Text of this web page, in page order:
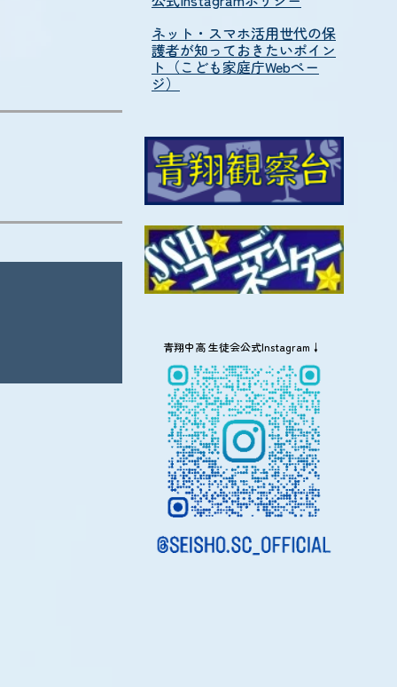
ネット・スマホ活用世代の保
護者が知っておきたいポイン
ト（こども家庭庁Webペー
ジ）
青翔中高 生徒会公式Instagram↓